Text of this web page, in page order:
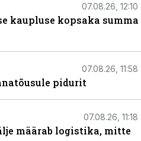
07.08.26, 12:10
kaupluse kopsaka summa
07.08.26, 11:58
pidurit
07.08.26, 11:18
määrab logistika, mitte